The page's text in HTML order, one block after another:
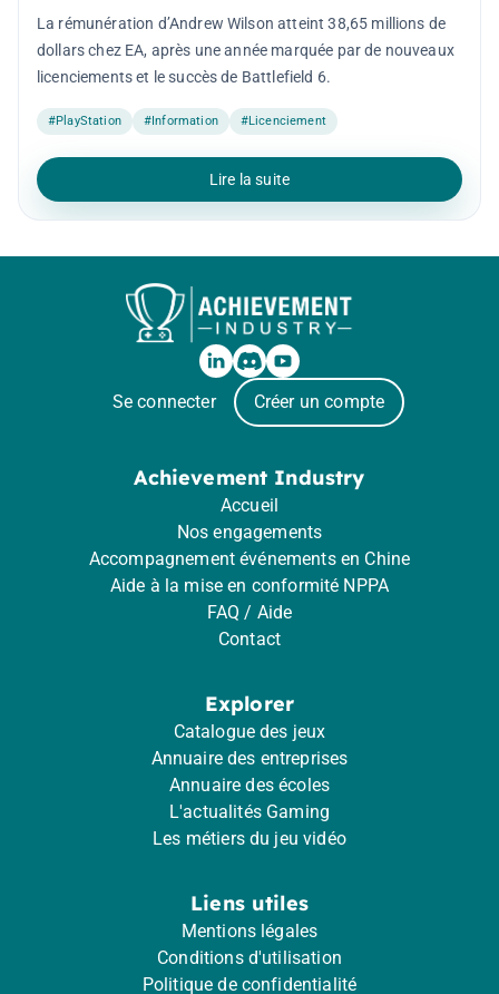
La rémunération d’Andrew Wilson atteint 38,65 millions de
dollars chez EA, après une année marquée par de nouveaux
licenciements et le succès de Battlefield 6.
#PlayStation #Information #Licenciement
Lire la suite
Se connecter Créer un compte
Achievement Industry
Accueil
Nos engagements
Accompagnement événements en Chine
Aide à la mise en conformité NPPA
FAQ / Aide
Contact
Explorer
Catalogue des jeux
Annuaire des entreprises
Annuaire des écoles
L'actualités Gaming
Les métiers du jeu vidéo
Liens utiles
Mentions légales
Conditions d'utilisation
Politique de confidentialité